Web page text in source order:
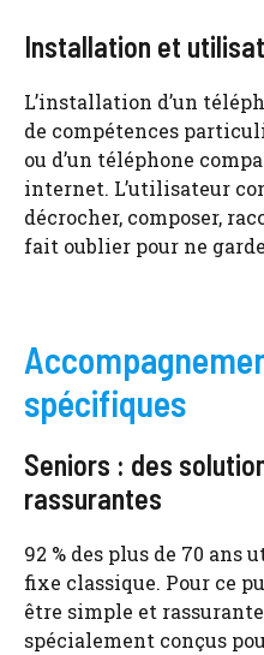
Installation et
L’installation d’un
de compétences
ou d’un téléphone
internet. L’utilisateur
décrocher, composer,
fait oublier pour ne
spécifiques
Seniors : des
rassurantes
92 % des plus de 70
fixe classique. Pour ce
être simple et
spécialement conçus